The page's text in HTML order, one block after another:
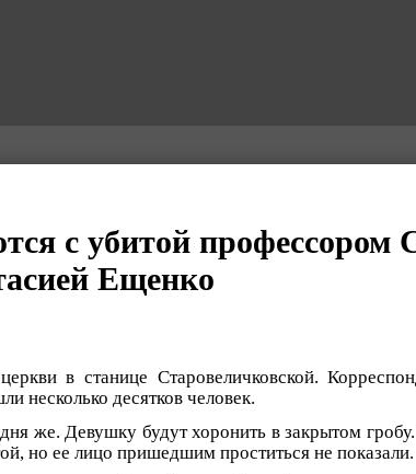
с убитой
Ещенко
в станице Старовеличковской.
несколько десятков человек.
же. Девушку будут хоронить в закрытом
но ее лицо пришедшим проститься не показали.